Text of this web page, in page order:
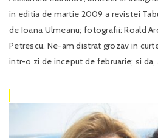
in editia de martie 2009 a revistei
de Ioana Ulmeanu; fotografii: Roald
Petrescu. Ne-am distrat grozav in
intr-o zi de inceput de februarie; si